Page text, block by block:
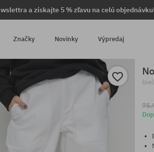
a získajte 5 % zľavu na celú objednávku!
Značky Novinky Výpredaj